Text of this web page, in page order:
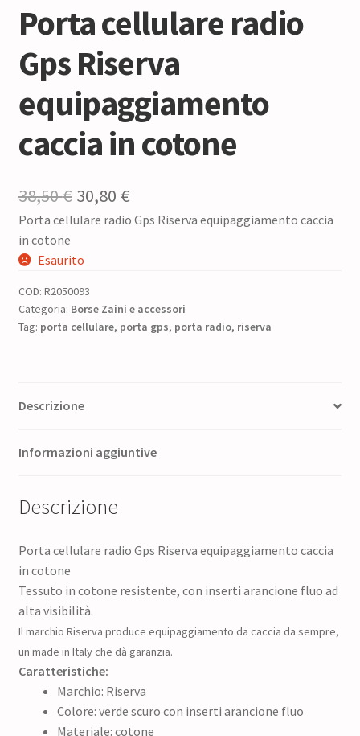
Porta cellulare radio
Gps Riserva
equipaggiamento
caccia in cotone
38,50€ Il
prezzo
originale
38,50 €.
30,80 €Il
prezzo
30,80 €.
Porta cellulare radio Gps Riserva equipaggiamento caccia
in cotone
Esaurito
COD: R2050093
Categoria: Borse Zaini e accessori
Tag: porta cellulare, porta gps, porta radio, riserva
Descrizione
Informazioni aggiuntive
Descrizione
Porta cellulare radio Gps Riserva equipaggiamento caccia
in cotone
Tessuto in cotone resistente, con inserti arancione fluo ad
alta visibilità.
Il marchio Riserva produce equipaggiamento da caccia da sempre,
un made in Italy che dà garanzia.
Caratteristiche:
Marchio: Riserva
Colore: verde scuro con inserti arancione fluo
Materiale: cotone